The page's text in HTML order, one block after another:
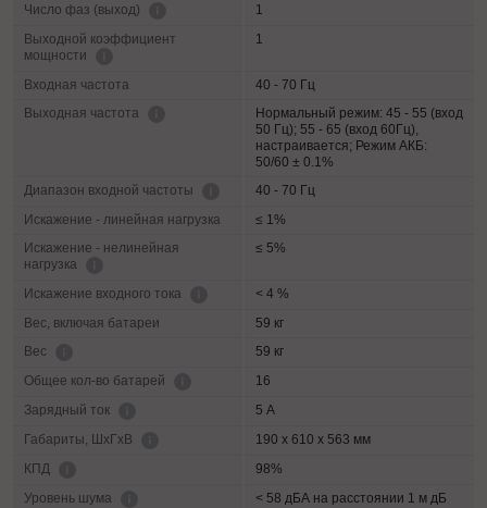
Число фаз (выход)
1
Выходной коэффициент
мощности
1
Входная частота
40 - 70 Гц
Выходная частота
Нормальный режим: 45 - 55 (вход
50 Гц); 55 - 65 (вход 60Гц),
настраивается; Режим АКБ:
50/60 ± 0.1%
Диапазон входной частоты
40 - 70 Гц
Искажение - линейная нагрузка
≤ 1%
Искажение - нелинейная
нагрузка
≤ 5%
Искажение входного тока
< 4 %
Вес, включая батареи
59 кг
Вес
59 кг
Общее кол-во батарей
16
Зарядный ток
5 А
Габариты, ШхГхВ
190 x 610 x 563 мм
КПД
98%
Уровень шума
< 58 дБА на расстоянии 1 м дБ